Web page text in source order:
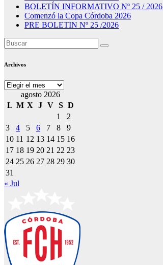
BOLETÍN INFORMATIVO Nº 25 / 2026
Comenzó la Copa Córdoba 2026
PRE BOLETIN Nº 25 /2026
Archivos
Archivos
agosto 2026
L M X J V S D
1
2
3
4 5 6 7 8
9
10 11 12 13 14 15 16
17 18 19 20 21 22 23
24 25 26 27 28 29 30
31
« Jul